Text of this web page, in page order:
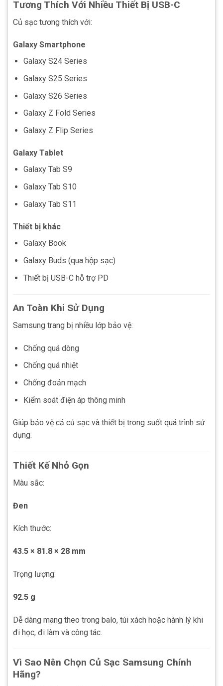
Tương Thích Với Nhiều Thiết Bị USB-C
Củ sạc tương thích với:
Galaxy Smartphone
Galaxy S24 Series
Galaxy S25 Series
Galaxy S26 Series
Galaxy Z Fold Series
Galaxy Z Flip Series
Galaxy Tablet
Galaxy Tab S9
Galaxy Tab S10
Galaxy Tab S11
Thiết bị khác
Galaxy Book
Galaxy Buds (qua hộp sạc)
Thiết bị USB-C hỗ trợ PD
An Toàn Khi Sử Dụng
Samsung trang bị nhiều lớp bảo vệ:
Chống quá dòng
Chống quá nhiệt
Chống đoản mạch
Kiểm soát điện áp thông minh
Giúp bảo vệ cả củ sạc và thiết bị trong suốt quá trình sử
dụng.
Thiết Kế Nhỏ Gọn
Màu sắc:
Đen
Kích thước:
43.5 × 81.8 × 28 mm
Trọng lượng:
92.5 g
Dễ dàng mang theo trong balo, túi xách hoặc hành lý khi
đi học, đi làm và công tác.
Vì Sao Nên Chọn Củ Sạc Samsung Chính
Hãng?